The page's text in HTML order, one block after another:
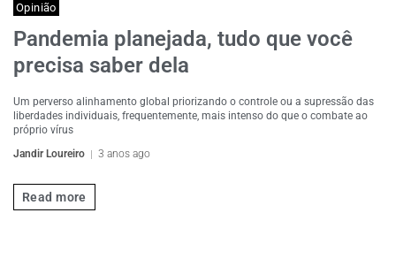
Opinião
Pandemia planejada, tudo que você
precisa saber dela
Um perverso alinhamento global priorizando o controle ou a supressão das
liberdades individuais, frequentemente, mais intenso do que o combate ao
próprio vírus
Jandir Loureiro
3 anos ago
Read more